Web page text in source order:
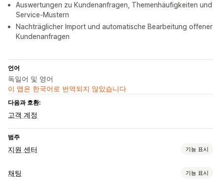
Auswertungen zu Kundenanfragen, Themenhäufigkeiten und
Service-Mustern
Nachträglicher Import und automatische Bearbeitung offener
Kundenanfragen
언어
독일어 및 영어
이 앱은 한국어로 번역되지 않았습니다
다음과 호환:
고객 계정
범주
지원 센터 기능 표시
채널
채팅 기능 표시